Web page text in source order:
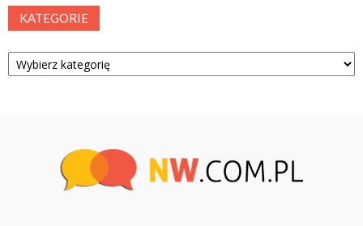
KATEGORIE
Kategorie